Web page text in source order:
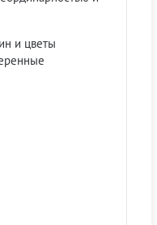
и цветы